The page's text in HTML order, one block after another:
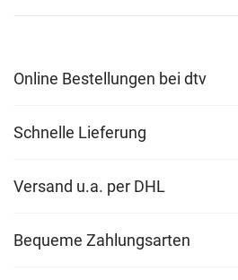
Online Bestellungen bei dtv
Schnelle Lieferung
Versand u.a. per DHL
Bequeme Zahlungsarten